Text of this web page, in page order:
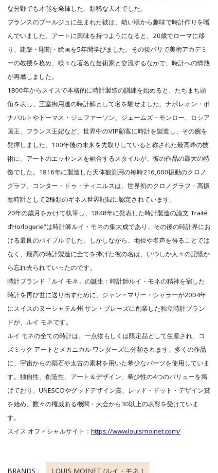
な分野でも才能を発揮した、類稀な天才でした。
フランスのブールジュに生まれた彼は、幼い頃から趣味で時計作りを嗜
んでいました。アートに興味を持つようになると、20歳でローマに移
り、建築・彫刻・絵画を5年間学びました。その後パリで美術アカデミ
ーの教授を務め、様々な著名な芸術家と交流するなかで、時計への情熱
が再燃しました。
1800年からスイスで本格的に時計製造の訓練を始めると、たちまち頭
角を表し、王室御用達の時計師として名を馳せました。ナポレオン・ボ
ナパルトやトーマス・ジェファーソン、ジェームズ・モンロー、ロシア
国王、フランス王妃など、世界中のVIP顧客に時計を製造し、その腕を
発揮しました。100年後の未来を先取りしていると称された最高峰の技
術に、アートのエッセンスを融合するスタイルが、彼の作品の最大の特
徴でした。1816年に製造した天体観測用の毎時216,000振動のクロノ
グラフ、コンター・ドゥ・ティエルスは、世界初のクロノグラフ・高振
動時計として2種類のギネス世界記録に認定されています。
20年の歳月をかけて執筆し、1848年に発表した時計製造の論文 Traité
d’Horlogerie”は時計師ルイ・モネの集大成であり、その後の時計界にお
ける最良のバイブルでした。しかしながら、地位や名声を得ることでは
なく、最高の時計製造に全てを捧げた彼の名は、いつしか人々の記憶か
ら忘れ去られていったのです。
時計ブランド「ルイ モネ」の誕生：時計師ルイ・モネの精神を宿した
時計を再び世に送り出すために、ジャン＝マリー・シャラーが2004年
にスイスのヌーシャテル州 サン・ブレーズに創業した独立時計ブラン
ドが、ルイ モネです。
ルイ モネの全ての時計は、一点物もしくは限定品として生産され、コ
ズミック アートとメカニカル ワンダーズに分類されます。多くの作品
に、宇宙からの隕石や太古の素材を用いた希少なパーツを使用していま
す。独自性、創造性、アート＆デザイン、希少性の4つのバリューを掲
げており、UNESCOやグッドデザイン賞、レッド・ドット・デザイン賞
を始め、数々の権威ある機関・大会から30以上の表彰を受けていま
す。
スイス オフィシャルサイト： https://www.louismoinet.com/
BRANDS : LOUIS MOINET (ルイ・モネ )